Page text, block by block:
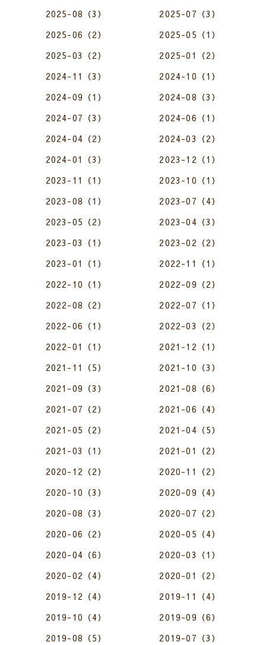
2025-08（3）
2025-07（3）
2025-06（2）
2025-05（1）
2025-03（2）
2025-01（2）
2024-11（3）
2024-10（1）
2024-09（1）
2024-08（3）
2024-07（3）
2024-06（1）
2024-04（2）
2024-03（2）
2024-01（3）
2023-12（1）
2023-11（1）
2023-10（1）
2023-08（1）
2023-07（4）
2023-05（2）
2023-04（3）
2023-03（1）
2023-02（2）
2023-01（1）
2022-11（1）
2022-10（1）
2022-09（2）
2022-08（2）
2022-07（1）
2022-06（1）
2022-03（2）
2022-01（1）
2021-12（1）
2021-11（5）
2021-10（3）
2021-09（3）
2021-08（6）
2021-07（2）
2021-06（4）
2021-05（2）
2021-04（5）
2021-03（1）
2021-01（2）
2020-12（2）
2020-11（2）
2020-10（3）
2020-09（4）
2020-08（3）
2020-07（2）
2020-06（2）
2020-05（4）
2020-04（6）
2020-03（1）
2020-02（4）
2020-01（2）
2019-12（4）
2019-11（4）
2019-10（4）
2019-09（6）
2019-08（5）
2019-07（3）